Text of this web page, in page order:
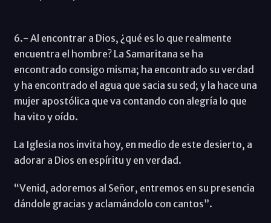
6.- Al encontrar a Dios, ¿qué es lo que realmente
encuentra el hombre? La Samaritana se ha
encontrado consigo misma; ha encontrado su verdad
y ha encontrado el agua que sacia su sed; y la hace una
mujer apostólica que va contando con alegría lo que
ha vito y oído.
La Iglesia nos invita hoy, en medio de este desierto, a
adorar a Dios en espíritu y en verdad.
“Venid, adoremos al Señor, entremos en su presencia
dándole gracias y aclamándolo con cantos”.